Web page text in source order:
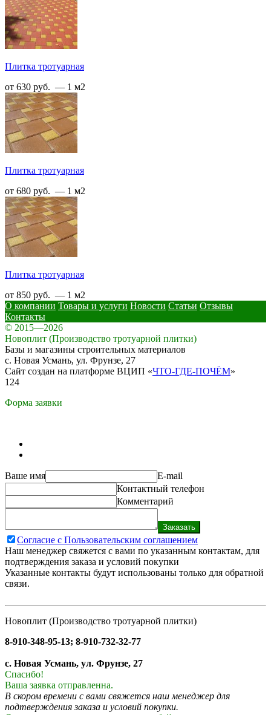
Плитка тротуарная
от 630 руб. — 1 м2
Плитка тротуарная
от 680 руб. — 1 м2
Плитка тротуарная
от 850 руб. — 1 м2
О компании Товары и услуги Новости Статьи Отзывы
Контакты
© 2015—2026
Новоплит (Производство тротуарной плитки)
Базы и магазины строительных материалов
с. Новая Усмань, ул. Фрунзе, 27
Сайт создан на платформе ВЦИП «ЧТО-ГДЕ-ПОЧЁМ»
124
Форма заявки
Ваше имя
E-mail
Контактный телефон
Комментарий
Заказать
Согласие с Пользовательским соглашением
Наш менеджер свяжется с вами по указанным контактам, для
подтверждения заказа и условий покупки
Указанные контакты будут использованы только для обратной
связи.
Новоплит (Производство тротуарной плитки)
8-910-348-95-13; 8-910-732-32-77
с. Новая Усмань, ул. Фрунзе, 27
Спасибо!
Ваша заявка отправленна.
В скором времени с вами свяжется наш менеджер для
подтверждения заказа и условий покупки.